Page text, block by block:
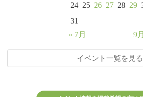
24 25 26 27 28 29
31
« 7月
9
イベント一覧を見る